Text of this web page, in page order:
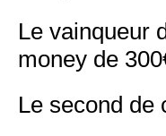
Le vainqueur
money de
Le second de